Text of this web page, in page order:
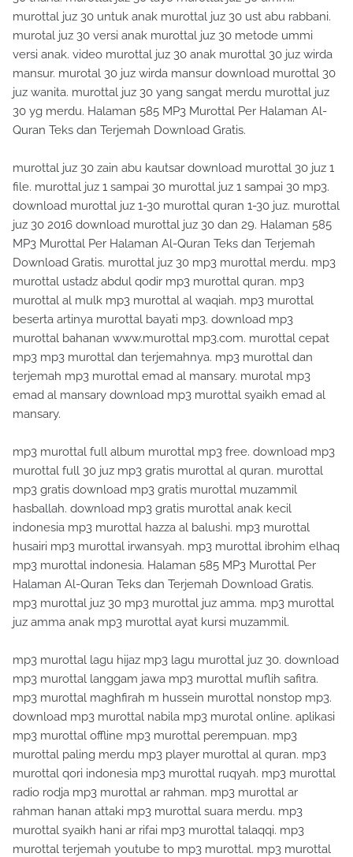
murottal juz 30 untuk anak murottal juz 30 ust abu rabbani.
murotal juz 30 versi anak murottal juz 30 metode ummi
versi anak. video murottal juz 30 anak murottal 30 juz wirda
mansur. murotal 30 juz wirda mansur download murottal 30
juz wanita. murottal juz 30 yang sangat merdu murottal juz
30 yg merdu. Halaman 585 MP3 Murottal Per Halaman Al-
Quran Teks dan Terjemah Download Gratis.
murottal juz 30 zain abu kautsar download murottal 30 juz 1
file. murottal juz 1 sampai 30 murottal juz 1 sampai 30 mp3.
download murottal juz 1-30 murottal quran 1-30 juz. murottal
juz 30 2016 download murottal juz 30 dan 29. Halaman 585
MP3 Murottal Per Halaman Al-Quran Teks dan Terjemah
Download Gratis. murottal juz 30 mp3 murottal merdu. mp3
murottal ustadz abdul qodir mp3 murottal quran. mp3
murottal al mulk mp3 murottal al waqiah. mp3 murottal
beserta artinya murottal bayati mp3. download mp3
murottal bahanan www.murottal mp3.com. murottal cepat
mp3 mp3 murottal dan terjemahnya. mp3 murottal dan
terjemah mp3 murottal emad al mansary. murotal mp3
emad al mansary download mp3 murottal syaikh emad al
mansary.
mp3 murottal full album murottal mp3 free. download mp3
murottal full 30 juz mp3 gratis murottal al quran. murottal
mp3 gratis download mp3 gratis murottal muzammil
hasballah. download mp3 gratis murottal anak kecil
indonesia mp3 murottal hazza al balushi. mp3 murottal
husairi mp3 murottal irwansyah. mp3 murottal ibrohim elhaq
mp3 murottal indonesia. Halaman 585 MP3 Murottal Per
Halaman Al-Quran Teks dan Terjemah Download Gratis.
mp3 murottal juz 30 mp3 murottal juz amma. mp3 murottal
juz amma anak mp3 murottal ayat kursi muzammil.
mp3 murottal lagu hijaz mp3 lagu murottal juz 30. download
mp3 murottal langgam jawa mp3 murottal muflih safitra.
mp3 murottal maghfirah m hussein murottal nonstop mp3.
download mp3 murottal nabila mp3 murotal online. aplikasi
mp3 murottal offline mp3 murottal perempuan. mp3
murottal paling merdu mp3 player murottal al quran. mp3
murottal qori indonesia mp3 murottal ruqyah. mp3 murottal
radio rodja mp3 murottal ar rahman. mp3 murottal ar
rahman hanan attaki mp3 murottal suara merdu. mp3
murottal syaikh hani ar rifai mp3 murottal talaqqi. mp3
murottal terjemah youtube to mp3 murottal. mp3 murottal